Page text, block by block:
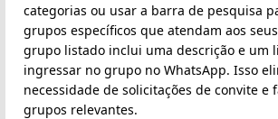
categorias ou usar a barra de pesquisa
grupos específicos que atendam aos
grupo listado inclui uma descrição e um
ingressar no grupo no WhatsApp. Isso
necessidade de solicitações de convite e
grupos relevantes.